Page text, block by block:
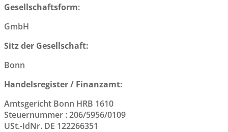
Gesellschaftsform:
GmbH
Sitz der Gesellschaft:
Bonn
Handelsregister / Finanzamt:
Amtsgericht Bonn HRB 1610
Steuernummer : 206/5956/0109
USt.-IdNr. DE 122266351